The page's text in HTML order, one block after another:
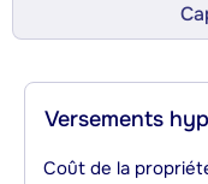
Versements
Coût de la